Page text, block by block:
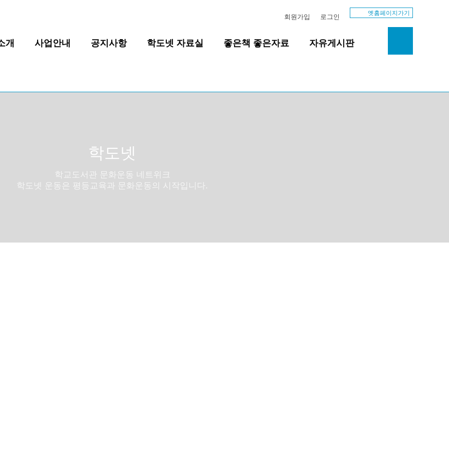
회원가입 로그인 옛홈페이지가기
개 사업안내 공지사항 학도넷 자료실 좋은책 좋은자료 자유게시판
학도넷
학교도서관 문화운동 네트위크
학도넷 운동은 평등교육과 문화운동의 시작입니다.